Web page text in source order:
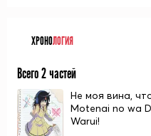
ХРОНОЛОГИЯ
Всего 2 частей
Не моя вина,
Motenai no wa
Warui!